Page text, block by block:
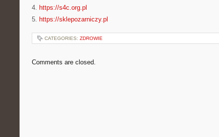
4. https://s4c.org.pl
5. https://sklepozarniczy.pl
CATEGORIES: ZDROWIE
Comments are closed.